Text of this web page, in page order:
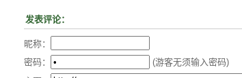
发表评论：
昵称：
密码：
(游客无须输入密码)